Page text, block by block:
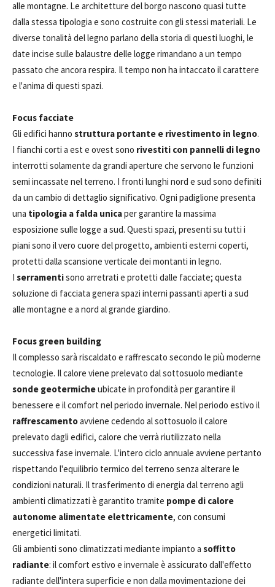
alle montagne. Le architetture del borgo nascono quasi tutte
dalla stessa tipologia e sono costruite con gli stessi materiali. Le
diverse tonalità del legno parlano della storia di questi luoghi, le
date incise sulle balaustre delle logge rimandano a un tempo
passato che ancora respira. Il tempo non ha intaccato il carattere
e l'anima di questi spazi.
Focus facciate
Gli edifici hanno struttura portante e rivestimento in legno.
I fianchi corti a est e ovest sono rivestiti con pannelli di legno
interrotti solamente da grandi aperture che servono le funzioni
semi incassate nel terreno. I fronti lunghi nord e sud sono definiti
da un cambio di dettaglio significativo. Ogni padiglione presenta
una tipologia a falda unicaper garantire la massima
esposizione sulle logge a sud. Questi spazi, presenti su tutti i
piani sono il vero cuore del progetto, ambienti esterni coperti,
protetti dalla scansione verticale dei montanti in legno.
I serramentisono arretrati e protetti dalle facciate; questa
soluzione di facciata genera spazi interni passanti aperti a sud
alle montagne e a nord al grande giardino.
Focus green building
Il complesso sarà riscaldato e raffrescato secondo le più moderne
tecnologie. Il calore viene prelevato dal sottosuolo mediante
sonde geotermicheubicate in profondità per garantire il
benessere e il comfort nel periodo invernale. Nel periodo estivo il
raffrescamentoavviene cedendo al sottosuolo il calore
prelevato dagli edifici, calore che verrà riutilizzato nella
successiva fase invernale. L'intero ciclo annuale avviene pertanto
rispettando l'equilibrio termico del terreno senza alterare le
condizioni naturali. Il trasferimento di energia dal terreno agli
ambienti climatizzati è garantito tramite pompe di calore
autonome alimentate elettricamente, con consumi
energetici limitati.
Gli ambienti sono climatizzati mediante impianto a soffitto
radiante: il comfort estivo e invernale è assicurato dall'effetto
radiante dell'intera superficie e non dalla movimentazione dei